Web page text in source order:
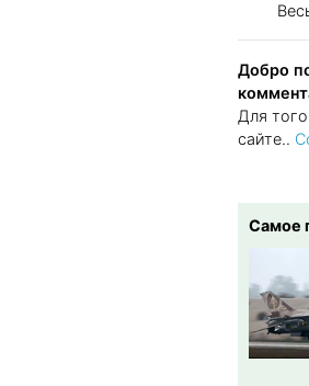
Добро
Для
сайте..
Самое